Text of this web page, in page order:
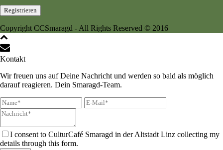
Copyright CCSmaragd - All Rights Reserved © 2016
Kontakt
Wir freuen uns auf Deine Nachricht und werden so bald als möglich
darauf reagieren. Dein Smaragd-Team.
I consent to CulturCafé Smaragd in der Altstadt Linz collecting my
details through this form.